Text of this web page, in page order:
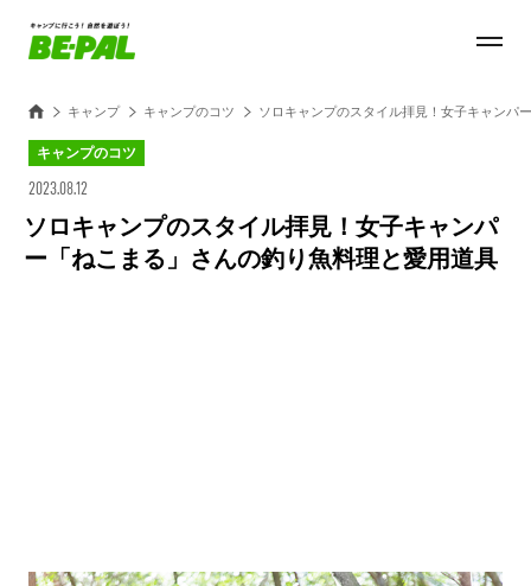
キャンプ キャンプのコツ ソロキャンプのスタイル拝見！女子キャンパ
キャンプのコツ
2023.08.12
ソロキャンプのスタイル拝見！女子キャンパ
ー「ねこまる」さんの釣り魚料理と愛用道具